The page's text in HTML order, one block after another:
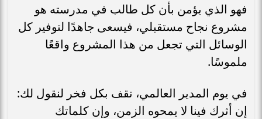
فهو الذي يؤمن بأن كل طالب في مدرسته هو
مشروع نجاح مستقبلي، فيسعى جاهدًا لتوفير كل
الوسائل التي تجعل من هذا المشروع واقعًا
ملموسًا.
في يوم المدير العالمي، نقف بكل فخر لنقول لك:
إن أثرك فينا لا يمحوه الزمن، وإن كلماتك